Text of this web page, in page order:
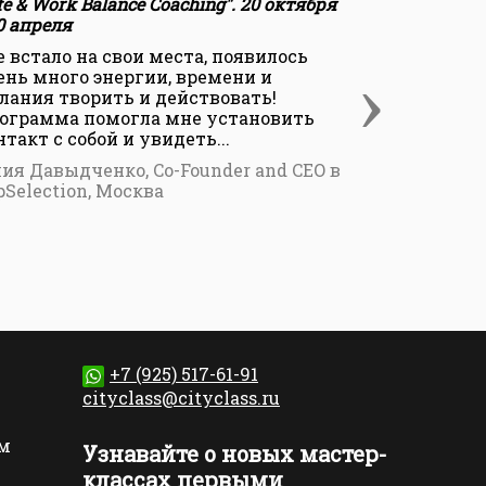
›
апреля
встало на свои места, появилось
много энергии, времени и
творить и действовать!
помогла мне установить
с собой и увидеть...
Давыдченко, Co-Founder and CEO в
Москва
понимать
+7 (925) 517-61-91
cityclass@cityclass.ru
Узнавайте о новых мастер-
классах первыми